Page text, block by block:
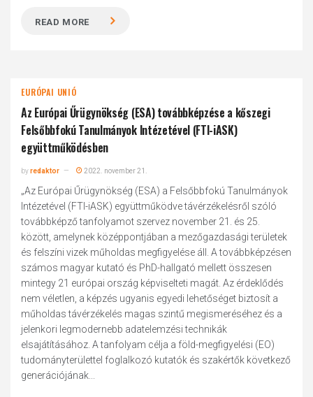
READ MORE
EURÓPAI UNIÓ
Az Európai Űrügynökség (ESA) továbbképzése a kőszegi
Felsőbbfokú Tanulmányok Intézetével (FTI-iASK)
együttműködésben
byredaktor 2022. november 21.
„Az Európai Űrügynökség (ESA) a Felsőbbfokú Tanulmányok
Intézetével (FTI-iASK) együttműködve távérzékelésről szóló
továbbképző tanfolyamot szervez november 21. és 25.
között, amelynek középpontjában a mezőgazdasági területek
és felszíni vizek műholdas megfigyelése áll. A továbbképzésen
számos magyar kutató és PhD-hallgató mellett összesen
mintegy 21 európai ország képviselteti magát. Az érdeklődés
nem véletlen, a képzés ugyanis egyedi lehetőséget biztosít a
műholdas távérzékelés magas szintű megismeréséhez és a
jelenkori legmodernebb adatelemzési technikák
elsajátításához. A tanfolyam célja a föld-megfigyelési (EO)
tudományterülettel foglalkozó kutatók és szakértők következő
generációjának...